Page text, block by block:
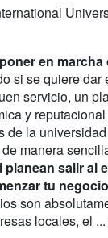
en
si se quiere
servicio, un
y
de la
manera
salir al
tu
son
locales, el ...